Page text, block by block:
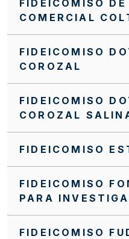
FIDEICOMISO
COMERCIAL
FIDEICOMISO
COROZAL
FIDEICOMISO
COROZAL
FIDEICOMISO
FIDEICOMISO
PARA
FIDEICOMISO